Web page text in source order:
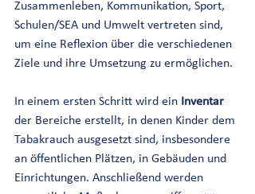
Zusammenleben, Kommunikation, Sport,
Schulen/SEA und Umwelt vertreten sind,
um eine Reflexion über die verschiedenen
Ziele und ihre Umsetzung zu ermöglichen.
In einem ersten Schritt wird ein Inventar
der Bereiche erstellt, in denen Kinder dem
Tabakrauch ausgesetzt sind, insbesondere
an öffentlichen Plätzen, in Gebäuden und
Einrichtungen. Anschließend werden